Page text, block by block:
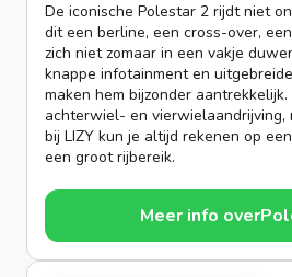
De iconische Polestar 2 rijdt niet
dit een berline, een cross-over,
zich niet zomaar in een vakje
knappe infotainment en
maken hem bijzonder
achterwiel- en vierwielaandrijving,
bij LIZY kun je altijd rekenen op
een groot rijbereik.
Meer info over